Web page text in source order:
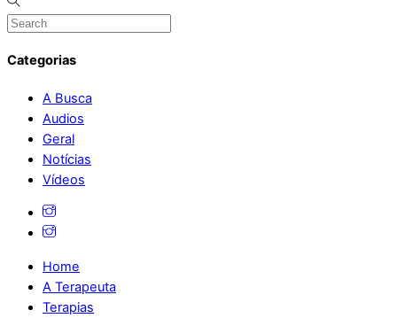
Categorias
A Busca
Audios
Geral
Notícias
Vídeos
Home
A Terapeuta
Terapias